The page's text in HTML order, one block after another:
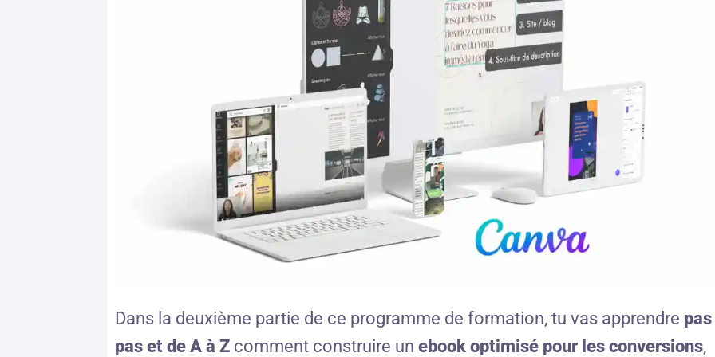
Dans la deuxième partie de ce programme de formation, tu vas apprendre
pas et de A à Z comment construire un ebook optimisé pour les conversions,